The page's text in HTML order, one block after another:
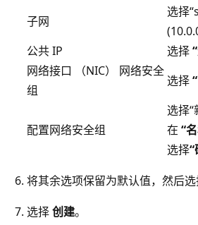
子网
选择
公共 IP
选择
网络接口 （NIC） 网络安全
组
选择
配置网络安全组
选择“
在 “
选择“
将其余选项保留为默认值，然后选
选择创建。